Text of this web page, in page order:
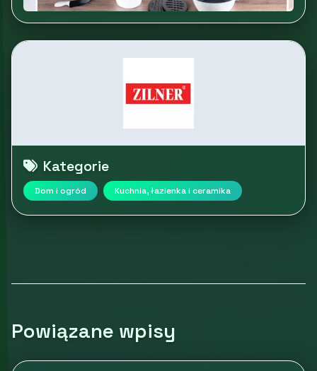
Kategorie
Dom i ogród Kuchnia, łazienka i ceramika
Powiązane wpisy